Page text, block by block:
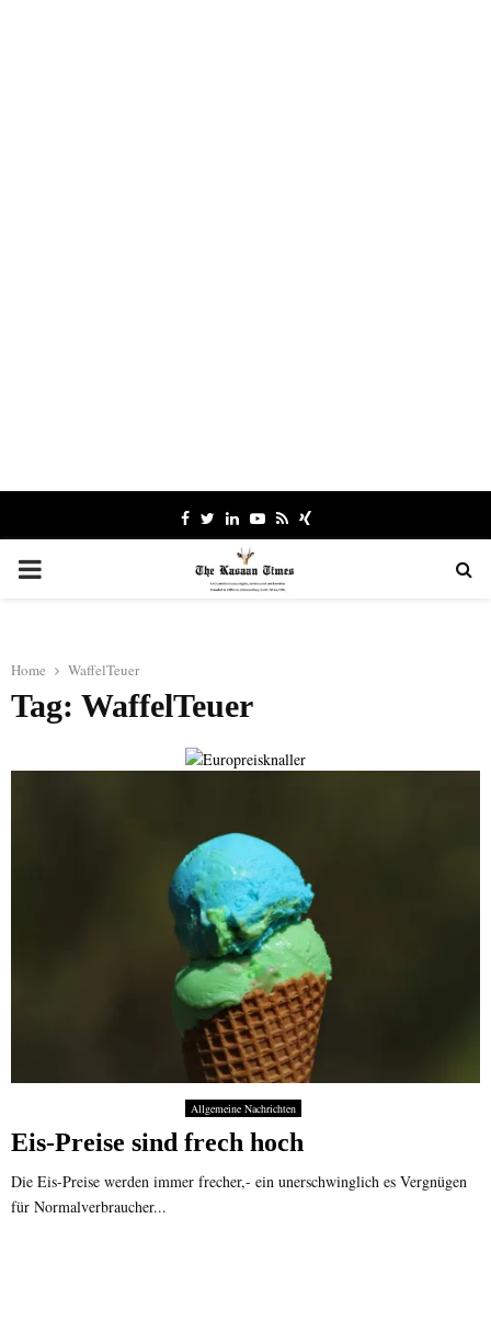
Facebook
TwitterLinkedinYoutube
RssXing
PRIMARY
Home WaffelTeuer
Tag: WaffelTeuer
Allgemeine Nachrichten
Eis-Preise sind frech hoch
Die Eis-Preise werden immer frecher,- ein unerschwinglich es Vergnügen
für Normalverbraucher...